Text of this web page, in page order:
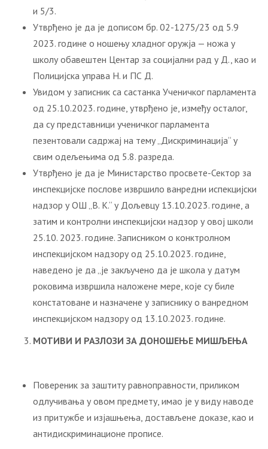
и 5/3.
Утврђено је да је дописом бр. 02-1275/23 од 5.9
2023. године о ношењу хладног оружја — ножа у
школу обавештен Центар за социјални рад у Д., као и
Полицијска управа Н. и ПС Д.
Увидом у записник са састанка Ученичког парламента
од 25.10.2023. године, утврђено је, између осталог,
да су представници ученичког парламента
пезентовали садржај на тему „Дискриминација“ у
свим одељењима од 5.8. разреда.
Утврђено је да је Министарство просвете-Сектор за
инспекцијске послове извршило ванредни испекцијски
надзор у ОШ „В. К.“ у Дољевцу 13.10.2023. године, а
затим и контролни инспекцијски надзор у овој школи
25.10. 2023. године. Записником о конктролном
инспекцијском надзору од 25.10.2023. године,
наведено је да „је закључено да је школа у датум
роковима извршила наложене мере, које су биле
констатоване и назначене у записнику о ванредном
инспекцијском надзору од 13.10.2023. године.
МОТИВИ И РАЗЛОЗИ ЗА ДОНОШЕЊЕ МИШЉЕЊА
Повереник за заштиту равноправности, приликом
одлучивања у овом предмету, имао је у виду наводе
из притужбе и изјашњења, достављене доказе, као и
антидискриминационе прописе.